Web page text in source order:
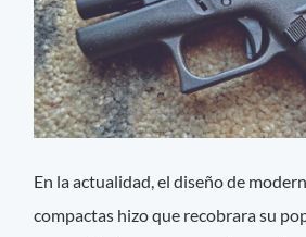
En la actualidad, el diseño de
compactas hizo que recobrara su